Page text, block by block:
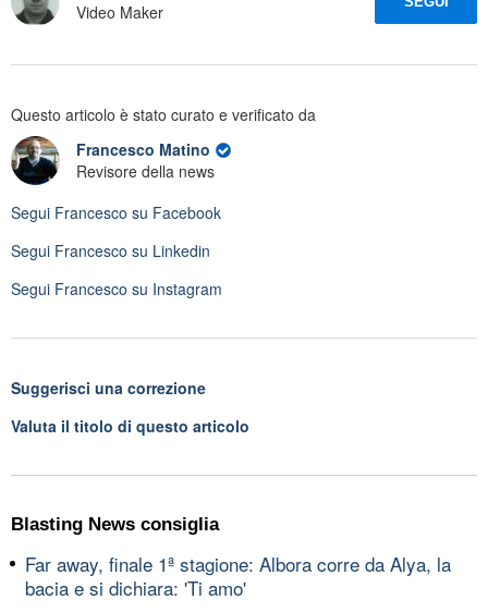
Video Maker
Questo articolo è stato curato e verificato da
Francesco Matino
Revisore della news
Segui Francesco su Facebook
Segui Francesco su Linkedin
Segui Francesco su Instagram
Suggerisci una correzione
Valuta il titolo di questo articolo
Blasting News consiglia
Far away, finale 1ª stagione: Albora corre da Alya, la
bacia e si dichiara: 'Ti amo'